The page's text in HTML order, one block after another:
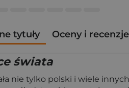
tytuły Oceny i recenzje
świata
nie tylko polski i wiele